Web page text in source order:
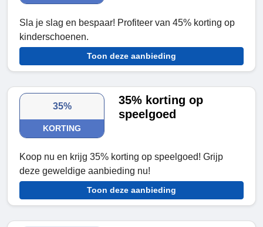
Sla je slag en bespaar! Profiteer van 45% korting op
kinderschoenen.
Toon deze aanbieding
35%
KORTING
35% korting op
speelgoed
Koop nu en krijg 35% korting op speelgoed! Grijp
deze geweldige aanbieding nu!
Toon deze aanbieding